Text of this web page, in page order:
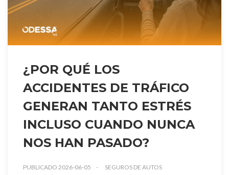
¿POR QUÉ LOS
ACCIDENTES DE TRÁFICO
GENERAN TANTO ESTRÉS
INCLUSO CUANDO NUNCA
NOS HAN PASADO?
PUBLICADO 2026-06-05 SEGUROS DE AUTOS